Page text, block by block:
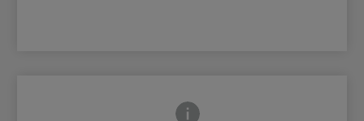
Ícone de Info frontal